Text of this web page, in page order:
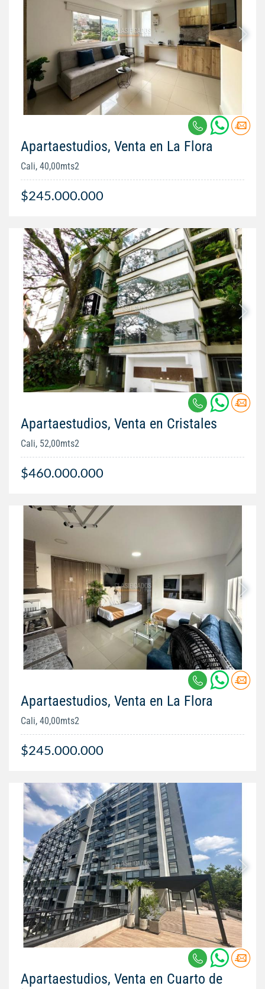
Apartaestudios, Venta en La Flora
Cali, 40,00mts2
$245.000.000
Apartaestudios, Venta en Cristales
Cali, 52,00mts2
$460.000.000
Apartaestudios, Venta en La Flora
Cali, 40,00mts2
$245.000.000
Apartaestudios, Venta en Cuarto de